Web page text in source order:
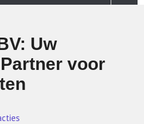
Uw
voor